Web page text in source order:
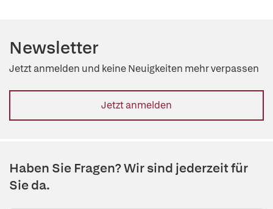
Newsletter
Jetzt anmelden und keine Neuigkeiten mehr verpassen
Jetzt anmelden
Haben Sie Fragen? Wir sind jederzeit für
Sie da.